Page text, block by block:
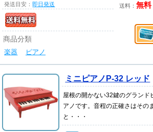
発送目安：即日発送
商品分類
楽器 ピアノ
送料：無料
ミニピアノP-32 レッド
屋根の開かない32鍵のグランド
アノです。音程の正確さはその
と・・・